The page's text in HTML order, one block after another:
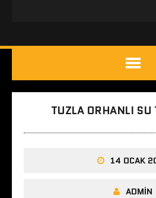
TUZLA ORHANLI SU
14 OCAK
ADMIN